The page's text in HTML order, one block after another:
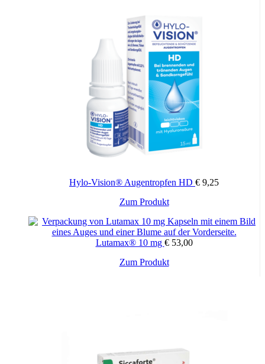
Hylo-Vision® Augentropfen HD € 9,25
Zum Produkt
Lutamax® 10 mg €53,00
Zum Produkt